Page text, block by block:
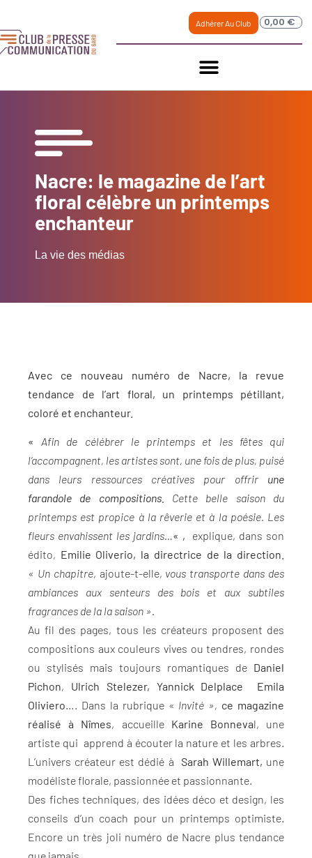
Adhérer Au Club 0,00 €
Nacre: le magazine de l’art
floral célèbre un printemps
enchanteur
La vie des médias
Avec ce nouveau numéro de Nacre, la revue
tendance de l’art floral, un printemps pétillant,
coloré et enchanteur.
«Afin de célébrer le printemps et les fêtes qui
l’accompagnent, les artistes sont, une fois de plus, puisé
dans leurs ressources créatives pour offrir une
farandole de compositions.
Cette belle saison du
printemps est propice à la rêverie et à la poésie. Les
fleurs envahissent les jardins…« ,
explique, dans son
édito, Emilie Oliverio, la directrice de la direction.
« Un chapitre, ajoute-t-elle, vous transporte dans des
ambiances aux senteurs des bois et aux subtiles
fragrances de la la saison ».
Au fil des pages, tous les créateurs proposent des
compositions aux couleurs vives ou tendres, rondes
ou stylisés mais toujours romantiques de Daniel
Pichon, Ulrich Stelezer, Yannick Delplace
Emila
Oliviero…. Dans la rubrique « Invité », ce magazine
réalisé à Nîmes, accueille Karine Bonneval, une
artiste qui apprend à écouter la nature et les arbres.
L’univers créateur est dédié à Sarah Willemart, une
modéliste florale, passionnée et passionnante.
Des fiches techniques, des idées déco et design, les
conseils d’un coach pour un printemps optimiste.
Encore un très joli numéro de Nacre plus tendance